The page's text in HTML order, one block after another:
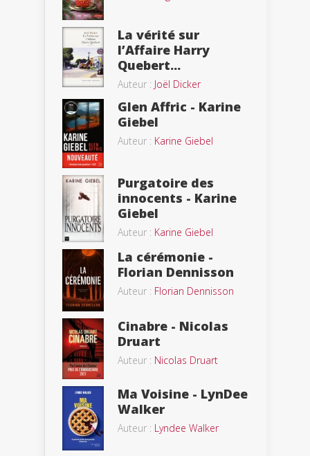
La vérité sur
l’Affaire Harry
Quebert...
Auteur : Joël Dicker
Glen Affric - Karine
Giebel
Auteur : Karine Giebel
Purgatoire des
innocents - Karine
Giebel
Auteur : Karine Giebel
La cérémonie -
Florian Dennisson
Auteur : Florian Dennisson
Cinabre - Nicolas
Druart
Auteur : Nicolas Druart
Ma Voisine - LynDee
Walker
Auteur : Lyndee Walker